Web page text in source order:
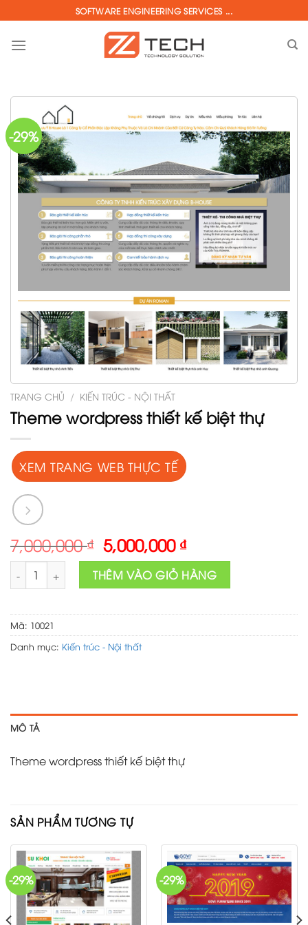
to
content
SOFTWARE ENGINEERING SERVICES ...
-29%
TRANG CHỦ / KIẾN TRÚC - NỘI THẤT
Theme wordpress thiết kế biệt thự
XEM TRANG WEB THỰC TẾ
7,000,000₫ Original
price
was:
7,000,000 ₫.
5,000,000₫Current
price
is:
5,000,000 ₫.
Theme wordpress thiết kế biệt thự số lượng
THÊM VÀO GIỎ HÀNG
Mã: 10021
Danh mục: Kiến trúc - Nội thất
MÔ TẢ
Theme wordpress thiết kế biệt thự
SẢN PHẨM TƯƠNG TỰ
-29% -29%